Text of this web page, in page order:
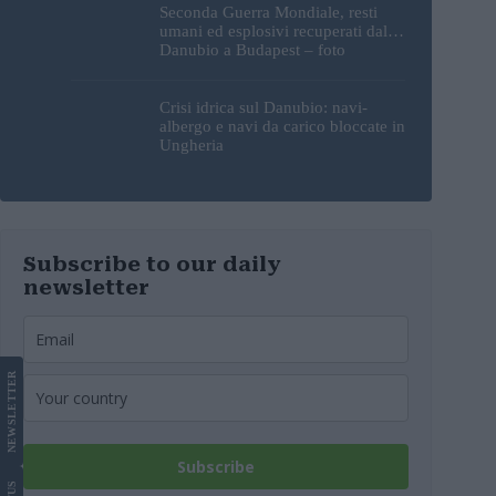
Seconda Guerra Mondiale, resti
umani ed esplosivi recuperati dal
Danubio a Budapest – foto
Crisi idrica sul Danubio: navi-
albergo e navi da carico bloccate in
Ungheria
Subscribe to our daily
newsletter
Subscribe
US
NEWS
LETTER